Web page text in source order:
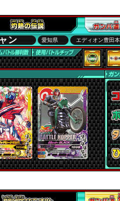
ン 愛知県 エディオン豊田